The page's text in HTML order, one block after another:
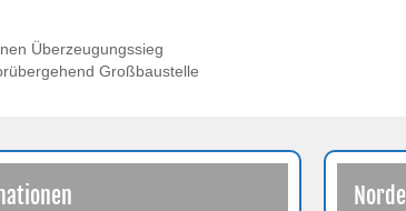
Überzeugungssieg
Großbaustelle